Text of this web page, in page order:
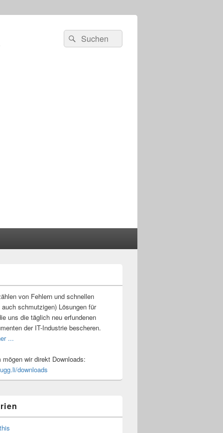
Suchen
nach:
Suchen
von Fehlern und schnellen
auch schmutzigen) Lösungen für
uns die täglich neu erfundenen
der IT-Industrie bescheren.
...
mögen wir direkt Downloads:
downloads